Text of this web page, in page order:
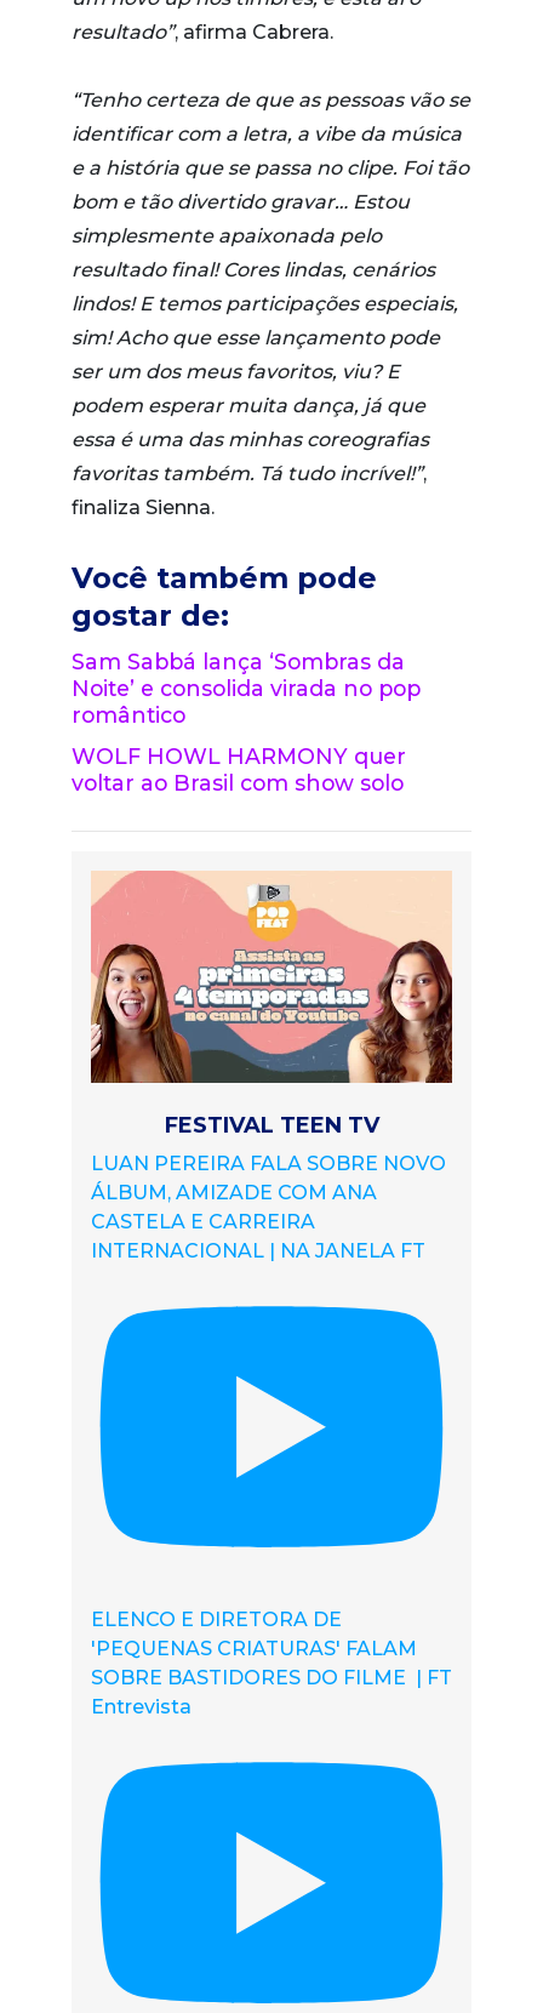
resultado”, afirma Cabrera.
“Tenho certeza de que as pessoas vão se
identificar com a letra, a vibe da música
e a história que se passa no clipe. Foi tão
bom e tão divertido gravar… Estou
simplesmente apaixonada pelo
resultado final! Cores lindas, cenários
lindos! E temos participações especiais,
sim! Acho que esse lançamento pode
ser um dos meus favoritos, viu? E
podem esperar muita dança, já que
essa é uma das minhas coreografias
favoritas também. Tá tudo incrível!”,
finaliza Sienna.
Você também pode
gostar de:
Sam Sabbá lança ‘Sombras da
Noite’ e consolida virada no pop
romântico
WOLF HOWL HARMONY quer
voltar ao Brasil com show solo
FESTIVAL TEEN TV
LUAN PEREIRA FALA SOBRE NOVO
ÁLBUM, AMIZADE COM ANA
CASTELA E CARREIRA
INTERNACIONAL | NA JANELA FT
ELENCO E DIRETORA DE
'PEQUENAS CRIATURAS' FALAM
SOBRE BASTIDORES DO FILME | FT
Entrevista